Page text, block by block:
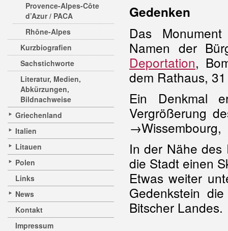
Provence-Alpes-Côte
d’Azur / PACA
Rhône-Alpes
Kurzbiografien
Sachstichworte
Literatur, Medien,
Abkürzungen,
Bildnachweise
Griechenland
Italien
Litauen
Polen
Links
News
Kontakt
Impressum
Gedenken
Das
Namen der
Deportation,
dem Rathaus,
Ein Denkmal
Vergrößerung
→Wissembourg,
In der Nähe des
die Stadt einen
Etwas weiter
Gedenkstein
Bitscher Landes.